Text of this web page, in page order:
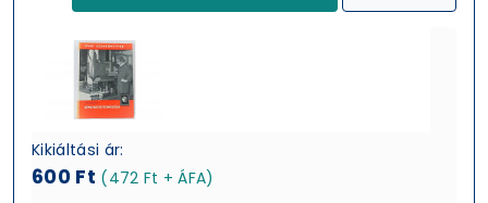
Kikiáltási ár:
600 Ft (472 Ft + ÁFA)